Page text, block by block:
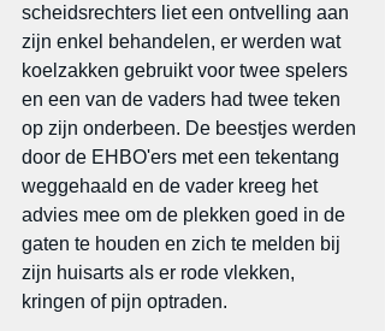
scheidsrechters liet een ontvelling aan
zijn enkel behandelen, er werden wat
koelzakken gebruikt voor twee spelers
en een van de vaders had twee teken
op zijn onderbeen. De beestjes werden
door de EHBO'ers met een tekentang
weggehaald en de vader kreeg het
advies mee om de plekken goed in de
gaten te houden en zich te melden bij
zijn huisarts als er rode vlekken,
kringen of pijn optraden.